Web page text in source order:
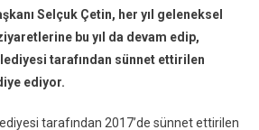
Olan
Çocuklara
Bisiklet
Selçuk Çetin, her yıl geleneksel
bu yıl da devam edip,
tarafından sünnet ettirilen
ediyor.
tarafından 2017’de sünnet ettirilen